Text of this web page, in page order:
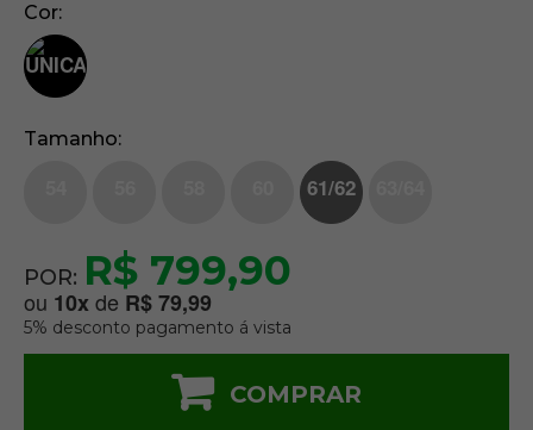
Cor
Tamanho
61/62
POR: R$ 799,90
ou 10xde R$ 79,99
5% desconto pagamento á vista
COMPRAR